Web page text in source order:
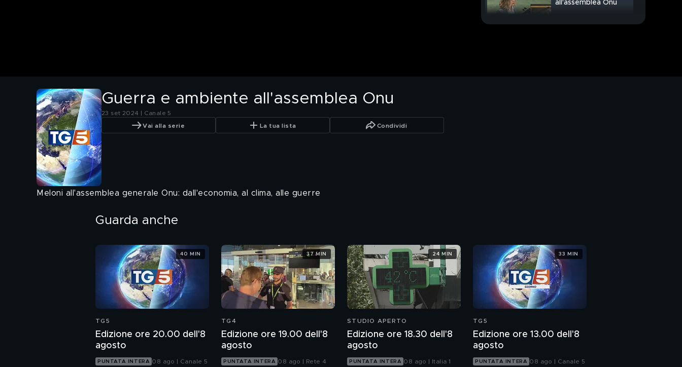
all'assemblea Onu
Guerra e ambiente all'assemblea Onu
23 set 2024 | Canale 5
Vai alla serie La tua lista Condividi
Meloni all'assemblea generale Onu: dall'economia, al clima, alle guerre
Guarda anche
TG5
Edizione ore 20.00 dell'8
agosto
PUNTATA INTERA 08 ago | Canale 5
40 MIN
TG4
Edizione ore 19.00 dell'8
agosto
PUNTATA INTERA 08 ago | Rete 4
37 MIN
STUDIO APERTO
Edizione ore 18.30 dell'8
agosto
PUNTATA INTERA 08 ago | Italia 1
24 MIN
TG5
Edizione ore 13.00 dell'8
agosto
PUNTATA INTERA 08 ago | Canale 5
33 MIN